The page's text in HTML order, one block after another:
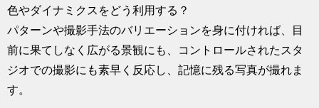
色やダイナミクスをどう利用する？
パターンや撮影手法のバリエーションを身に付ければ、目
前に果てしなく広がる景観にも、コントロールされたスタ
ジオでの撮影にも素早く反応し、記憶に残る写真が撮れま
す。